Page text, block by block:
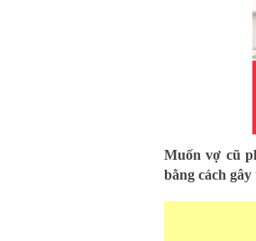
Muốn vợ cũ
bằng cách